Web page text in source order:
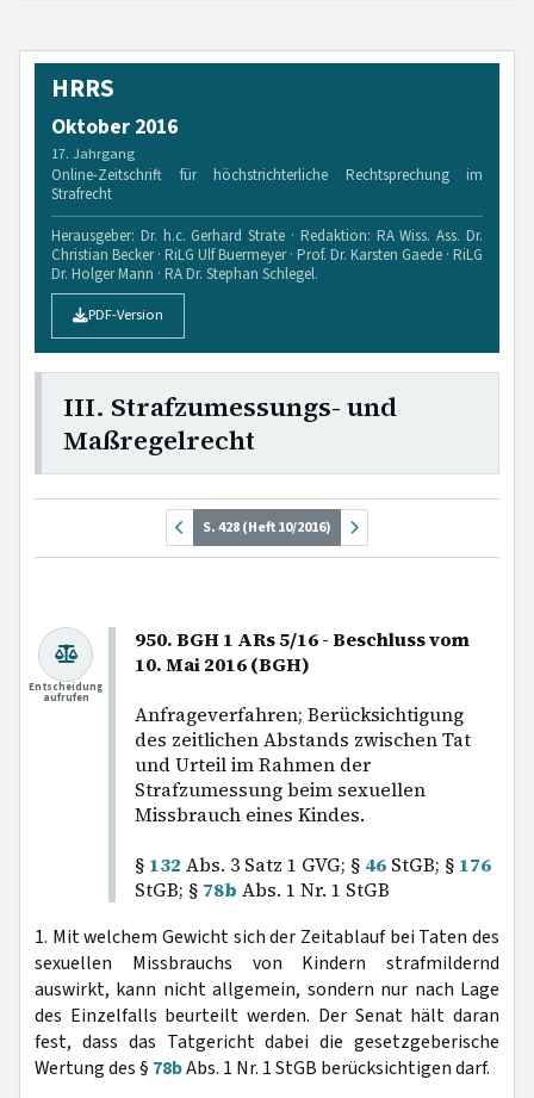
HRRS
Oktober 2016
17. Jahrgang
Online-Zeitschrift für höchstrichterliche Rechtsprechung im
Strafrecht
Herausgeber: Dr. h.c. Gerhard Strate · Redaktion: RA Wiss. Ass. Dr.
Christian Becker · RiLG Ulf Buermeyer · Prof. Dr. Karsten Gaede · RiLG
Dr. Holger Mann · RA Dr. Stephan Schlegel.
PDF-Version
III. Strafzumessungs- und
Maßregelrecht
S. 428 (Heft 10/2016)
950. BGH 1 ARs 5/16 - Beschluss vom
10. Mai 2016 (BGH)
Anfrageverfahren; Berücksichtigung
des zeitlichen Abstands zwischen Tat
und Urteil im Rahmen der
Strafzumessung beim sexuellen
Missbrauch eines Kindes.
§ 132 Abs. 3 Satz 1 GVG; § 46 StGB; § 176
StGB; § 78b Abs. 1 Nr. 1 StGB
Entscheidung
aufrufen
1. Mit welchem Gewicht sich der Zeitablauf bei Taten des
sexuellen Missbrauchs von Kindern strafmildernd
auswirkt, kann nicht allgemein, sondern nur nach Lage
des Einzelfalls beurteilt werden. Der Senat hält daran
fest, dass das Tatgericht dabei die gesetzgeberische
Wertung des § 78bAbs. 1 Nr. 1 StGB berücksichtigen darf.